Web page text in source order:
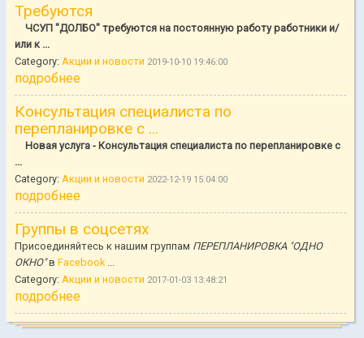
Требуются
ЧСУП "ДОЛБО" требуются на постоянную работу работники и/
или к ...
Category: Акции и новости 2019-10-10 19:46:00
подробнее
Консультация специалиста по
перепланировке с ...
Новая услуга - Консультация специалиста по перепланировке с
...
Category: Акции и новости 2022-12-19 15:04:00
подробнее
Группы в соцсетях
Присоединяйтесь к нашим группам ПЕРЕПЛАНИРОВКА "ОДНО
ОКНО"в Facebook
Category: Акции и новости 2017-01-03 13:48:21
подробнее